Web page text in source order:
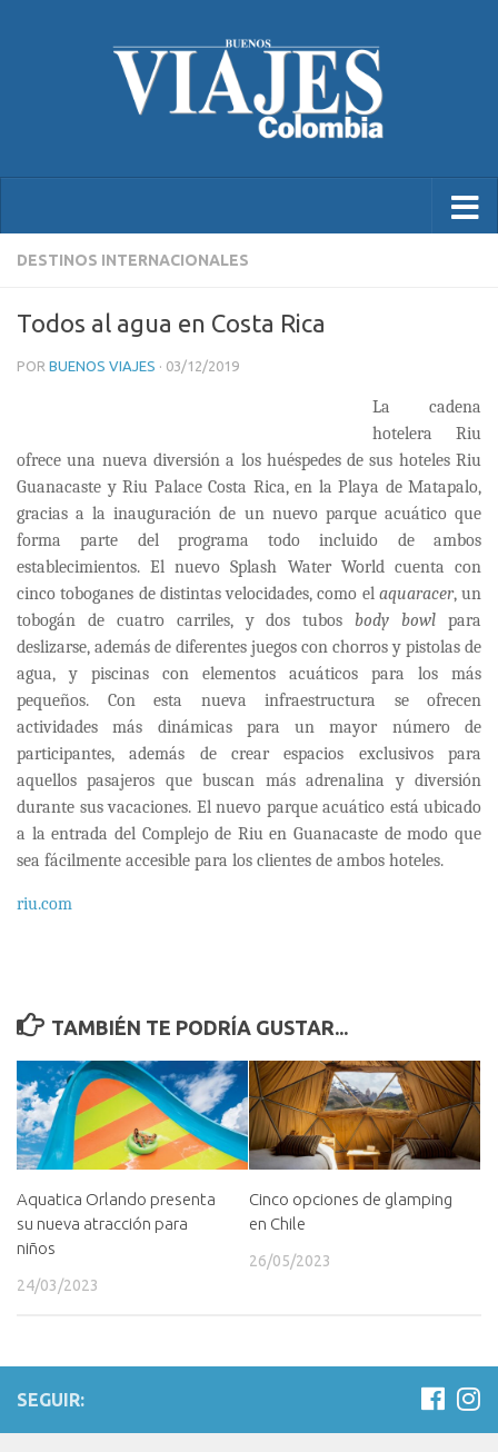
DESTINOS INTERNACIONALES
Todos al agua en Costa Rica
POR BUENOS VIAJES · 03/12/2019
La cadena
hotelera Riu
ofrece una nueva diversión a los huéspedes de sus hoteles Riu
Guanacaste y Riu Palace Costa Rica, en la Playa de Matapalo,
gracias a la inauguración de un nuevo parque acuático que
forma parte del programa todo incluido de ambos
establecimientos. El nuevo Splash Water World cuenta con
cinco toboganes de distintas velocidades, como el aquaracer, un
tobogán de cuatro carriles, y dos tubos body bowl para
deslizarse, además de diferentes juegos con chorros y pistolas de
agua, y piscinas con elementos acuáticos para los más
pequeños. Con esta nueva infraestructura se ofrecen
actividades más dinámicas para un mayor número de
participantes, además de crear espacios exclusivos para
aquellos pasajeros que buscan más adrenalina y diversión
durante sus vacaciones. El nuevo parque acuático está ubicado
a la entrada del Complejo de Riu en Guanacaste de modo que
sea fácilmente accesible para los clientes de ambos hoteles.
riu.com
TAMBIÉN TE PODRÍA GUSTAR...
Aquatica Orlando presenta
su nueva atracción para
niños
24/03/2023
Cinco opciones de glamping
en Chile
26/05/2023
SEGUIR: